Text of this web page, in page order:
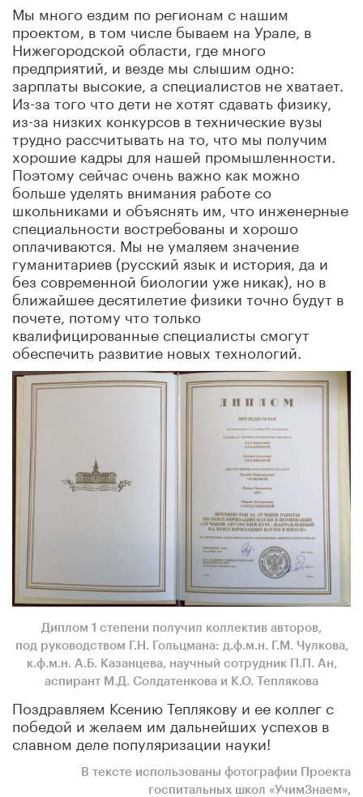
Мы много ездим по регионам с нашим
проектом, в том числе бываем на Урале, в
Нижегородской области, где много
предприятий, и везде мы слышим одно:
зарплаты высокие, а специалистов не хватает.
Из-за того что дети не хотят сдавать физику,
из-за низких конкурсов в технические вузы
трудно рассчитывать на то, что мы получим
хорошие кадры для нашей промышленности.
Поэтому сейчас очень важно как можно
больше уделять внимания работе со
школьниками и объяснять им, что инженерные
специальности востребованы и хорошо
оплачиваются. Мы не умаляем значение
гуманитариев (русский язык и история, да и
без современной биологии уже никак), но в
ближайшее десятилетие физики точно будут в
почете, потому что только
квалифицированные специалисты смогут
обеспечить развитие новых технологий.
Диплом 1 степени получил коллектив авторов,
под руководством Г.Н. Гольцмана: д.ф.м.н. Г.М. Чулкова,
к.ф.м.н. А.Б. Казанцева, научный сотрудник П.П. Ан,
аспирант М.Д. Солдатенкова и К.О. Теплякова
Поздравляем Ксению Теплякову и ее коллег с
победой и желаем им дальнейших успехов в
славном деле популяризации науки!
В тексте использованы фотографии Проекта
госпитальных школ «УчимЗнаем»,